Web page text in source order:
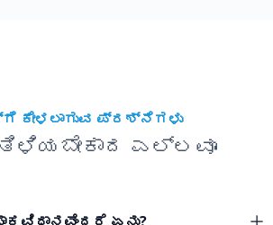
ಕೇಳಲಾಗುವ ಪ್ರಶ್ನೆಗಳು
ಎಲ್ಲವೂ